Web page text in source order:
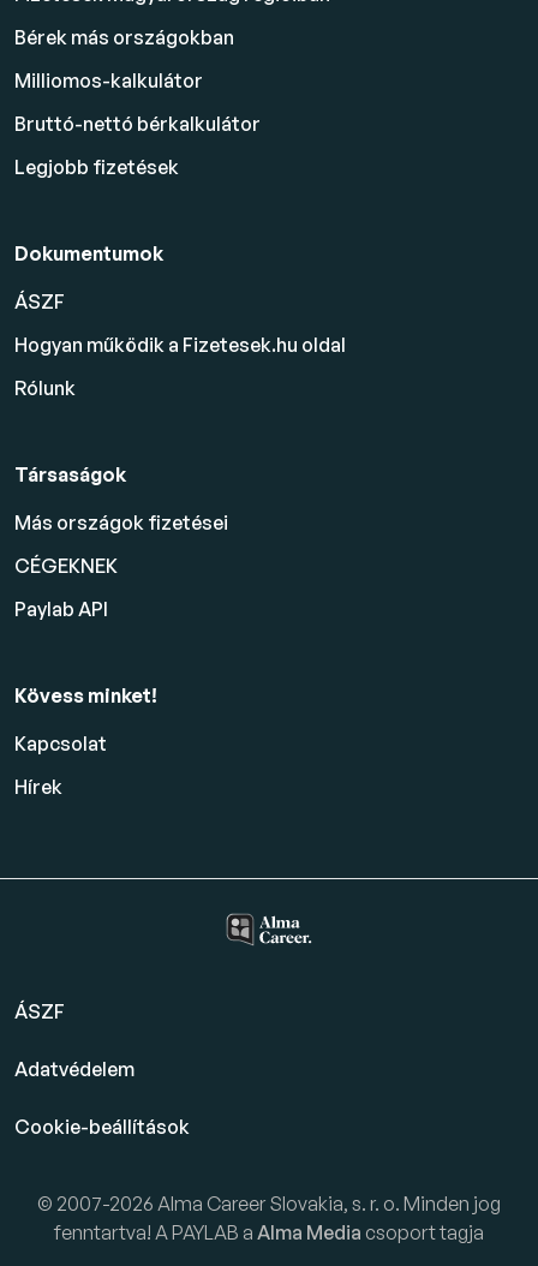
Bérek más országokban
Milliomos-kalkulátor
Bruttó-nettó bérkalkulátor
Legjobb fizetések
Dokumentumok
ÁSZF
Hogyan működik a Fizetesek.hu oldal
Rólunk
Társaságok
Más országok fizetései
CÉGEKNEK
Paylab API
Kövess minket!
Kapcsolat
Hírek
ÁSZF
Adatvédelem
Cookie-beállítások
© 2007-2026 Alma Career Slovakia, s. r. o. Minden jog
fenntartva! A PAYLAB a Alma Media csoport tagja